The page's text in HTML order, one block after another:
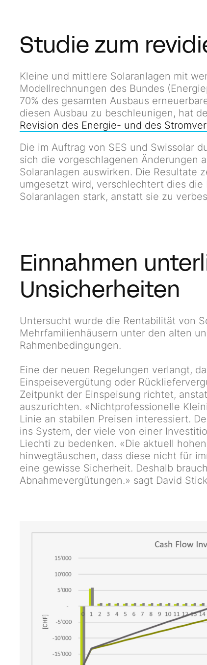
Studie zum
Kleine und mittlere Solaranlagen mit
Modellrechnungen des Bundes
70% des gesamten Ausbaus
diesen Ausbau zu beschleunigen, hat
Revision des Energie- und des
Die im Auftrag von SES und Swissolar
sich die vorgeschlagenen Änderungen
Solaranlagen auswirken. Die Resultate
umgesetzt wird, verschlechtert dies
Solaranlagen stark, anstatt sie zu
Einnahmen
Unsicherheiten
Untersucht wurde die Rentabilität von
Mehrfamilienhäusern unter den alten
Rahmenbedingungen.
Eine der neuen Regelungen verlangt,
Einspeisevergütung oder
Zeitpunkt der Einspeisung richtet,
auszurichten. «Nichtprofessionelle
Linie an stabilen Preisen interessiert.
ins System, der viele von einer
Liechti zu bedenken. «Die aktuell
hinwegtäuschen, dass diese nicht für
eine gewisse Sicherheit. Deshalb
Abnahmevergütungen.» sagt David